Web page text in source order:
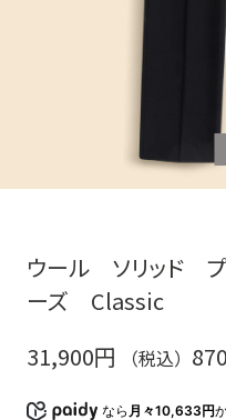
ウール ソリッド プ
ーズ Classic
31,900円
（税込） 870
なら 月々10,633円